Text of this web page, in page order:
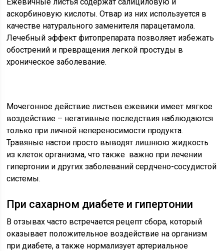
аскорбиновую кислоты. Отвар из них используется в
качестве натурального заменителя парацетамола.
Лечебный эффект фитопрепарата позволяет избежать
обострений и превращения легкой простуды в
хроническое заболевание.
Мочегонное действие листьев ежевики имеет мягкое
воздействие – негативные последствия наблюдаются
только при личной непереносимости продукта.
Травяные настои просто выводят лишнюю жидкость
из клеток организма, что также важно при лечении
гипертонии и других заболеваний сердчено-сосудистой
системы.
При сахарном диабете и гипертонии
В отзывах часто встречается рецепт сбора, который
оказывает положительное воздействие на организм
при диабете, а также нормализует артериальное